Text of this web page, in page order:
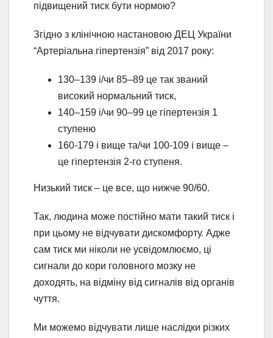
підвищений тиск бути нормою?
Згідно з клінічною настановою ДЕЦ України
“Артеріальна гіпертензія” від 2017 року:
130–139 і/чи 85–89 це так званий
високий нормальний тиск,
140–159 і/чи 90–99 це гіпертензія 1
ступеню
160-179 і вище та/чи 100-109 і вище –
це гіпертензія 2-го ступеня.
Низький тиск – це все, що нижче 90/60.
Так, людина може постійно мати такий тиск і
при цьому не відчувати дискомфорту. Адже
сам тиск ми ніколи не усвідомлюємо, ці
сигнали до кори головного мозку не
доходять, на відміну від сигналів від органів
чуття.
Ми можемо відчувати лише наслідки різких